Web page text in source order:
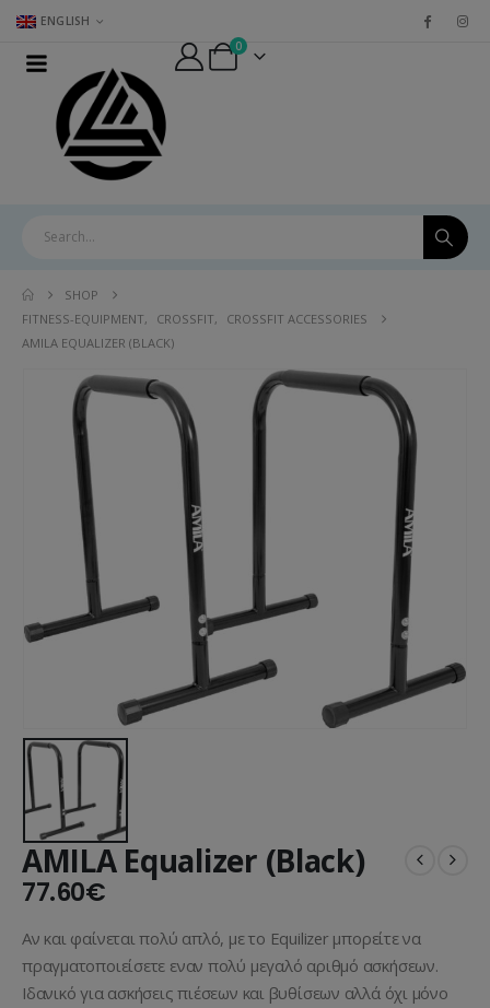
ENGLISH
0
SHOP
FITNESS-EQUIPMENT, CROSSFIT,
CROSSFIT ACCESSORIES
AMILA EQUALIZER (BLACK)
AMILA Equalizer (Black)
77.60€
Αν και φαίνεται πολύ απλό, με το Equilizer μπορείτε να
πραγματοποιείσετε εναν πολύ μεγαλό αριθμό ασκήσεων.
Ιδανικό για ασκήσεις πιέσεων και βυθίσεων αλλά όχι μόνο